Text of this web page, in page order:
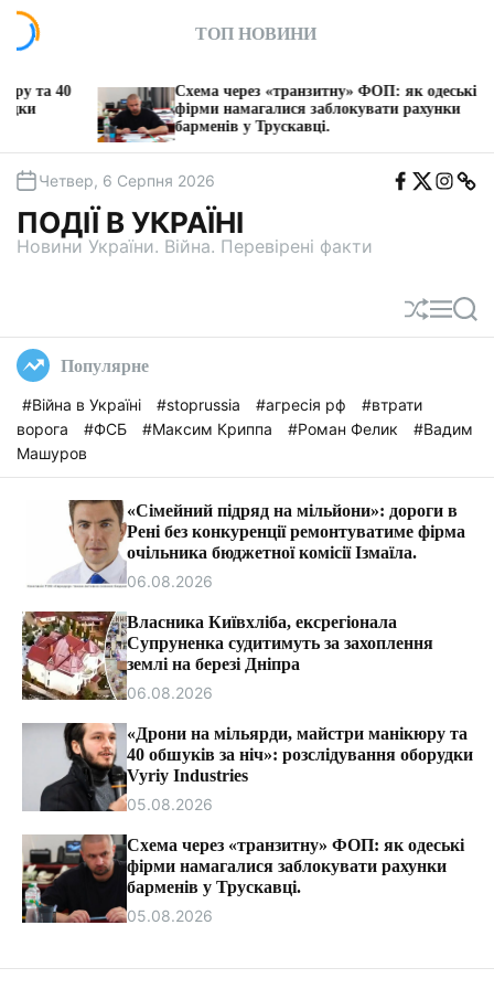
и
ТОП НОВИНИ
через «транзитну» ФОП: як одеські
намагалися заблокувати рахунки
у Трускавці.
Четвер, 6 Серпня 2026
F
T
w
I
n
T
ПОДІЇ В УКРАЇНІ
Новини України. Війна. Перевірені факти
П
е
а
т
и
М
е
П
о
Популярне
#Війна в Україні #stoprussia #агресія рф
#втрати
ворога
#ФСБ #Максим Криппа #Роман Фелик
#Вадим
Машуров
«Сімейний підряд на мільйони»: дороги в
Рені без конкуренції ремонтуватиме фірма
очільника бюджетної комісії Ізмаїла.
06.08.2026
Власника Київхліба, ексрегіонала
Супруненка судитимуть за захоплення
землі на березі Дніпра
06.08.2026
«Дрони на мільярди, майстри манікюру та
40 обшуків за ніч»: розслідування оборудки
Vyriy Industries
05.08.2026
Схема через «транзитну» ФОП: як одеські
фірми намагалися заблокувати рахунки
барменів у Трускавці.
05.08.2026